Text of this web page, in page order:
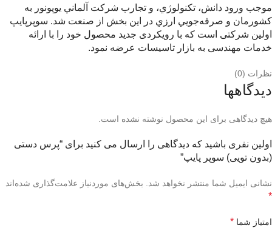
موجب ورود دانش، تكنولوژي، و تجارب شركت آلماني يوپونور به
كشورمان و صرفه‌جويي ارزي در اين بخش از صنعت شد. سوپرپایپ
اولین شرکتی است که با رویکردی جدید محصول خود را با ارائه
خدمات مهندسی به بازار تاسیسات عرضه نمود.
نظرات (0)
دیدگاهها
هیچ دیدگاهی برای این محصول نوشته نشده است.
اولین نفری باشید که دیدگاهی را ارسال می کنید برای “پرس دستی
(بدون تویی) سوپر پایپ”
نشانی ایمیل شما منتشر نخواهد شد. بخش‌های موردنیاز علامت‌گذاری شده‌اند
*
امتیاز شما *